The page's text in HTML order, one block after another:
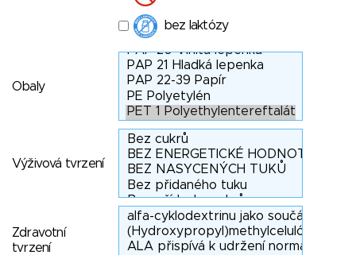
bez laktózy
Obaly
Výživová tvrzení
Zdravotní
tvrzení